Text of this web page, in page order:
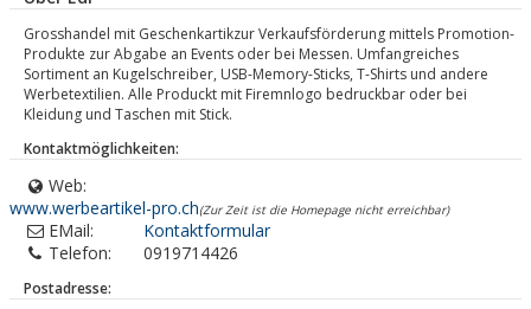
Grosshandel mit Geschenkartikzur Verkaufsförderung mittels Promotion-
Produkte zur Abgabe an Events oder bei Messen. Umfangreiches
Sortiment an Kugelschreiber, USB-Memory-Sticks, T-Shirts und andere
Werbetextilien. Alle Produckt mit Firemnlogo bedruckbar oder bei
Kleidung und Taschen mit Stick.
Kontaktmöglichkeiten:
Web:
www.werbeartikel-pro.ch(Zur Zeit ist die Homepage nicht erreichbar)
EMail:
Kontaktformular
Telefon:
0919714426
Postadresse: